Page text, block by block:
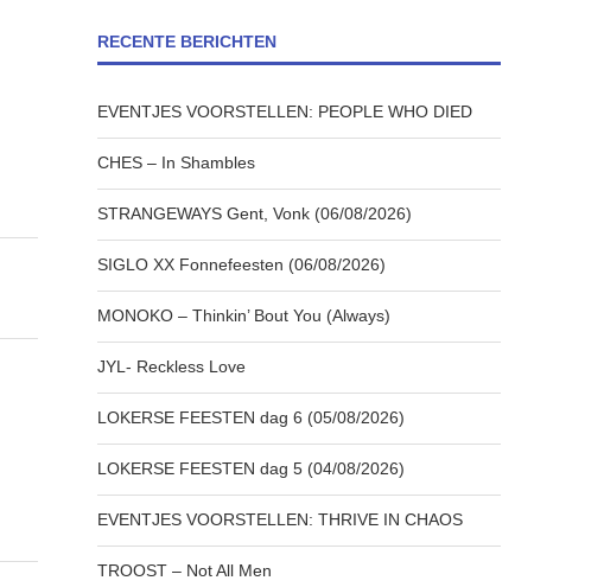
RECENTE BERICHTEN
EVENTJES VOORSTELLEN: PEOPLE WHO DIED
CHES – In Shambles
STRANGEWAYS Gent, Vonk (06/08/2026)
SIGLO XX Fonnefeesten (06/08/2026)
MONOKO – Thinkin’ Bout You (Always)
JYL- Reckless Love
LOKERSE FEESTEN dag 6 (05/08/2026)
LOKERSE FEESTEN dag 5 (04/08/2026)
EVENTJES VOORSTELLEN: THRIVE IN CHAOS
TROOST – Not All Men